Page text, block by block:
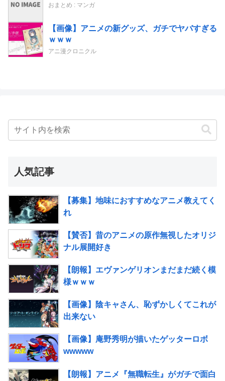
おまとめ : マンガ
【画像】アニメの新グッズ、ガチでヤバすぎる
ｗｗｗ
アニ漫クロニクル
人気記事
【募集】地味におすすめなアニメ教えてく
れ
【賛否】昔のアニメの原作無視したオリジ
ナル展開好き
【朗報】エヴァンゲリオンまだまだ続く模
様ｗｗｗ
【画像】陰キャさん、恥ずかしくてこれが
出来ない
【画像】庵野秀明が描いたゲッターロボ
wwwww
【朗報】アニメ『無職転生』がガチで面白